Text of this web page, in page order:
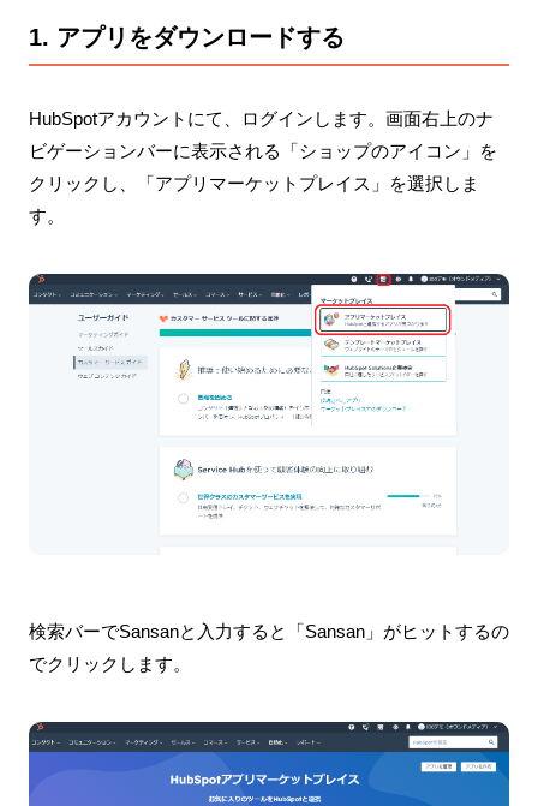
1. アプリをダウンロードする
HubSpotアカウントにて、ログインします。画面右上のナ
ビゲーションバーに表示される「ショップのアイコン」を
クリックし、「アプリマーケットプレイス」を選択しま
す。
検索バーでSansanと入力すると「Sansan」がヒットするの
でクリックします。